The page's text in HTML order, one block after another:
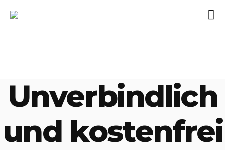
Unverbindlich
und kostenfrei